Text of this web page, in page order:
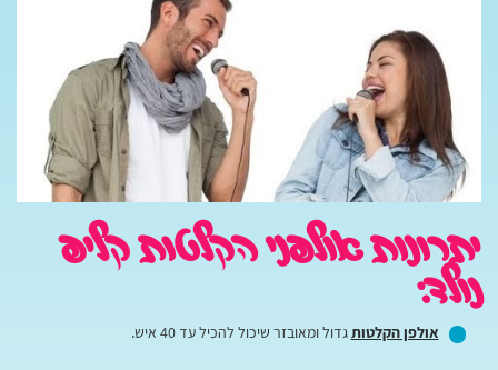
יתרונות אולפני הקלטות קליפ
נולד:
אולפן הקלטותגדול ומאובזר שיכול להכיל עד 40 איש.